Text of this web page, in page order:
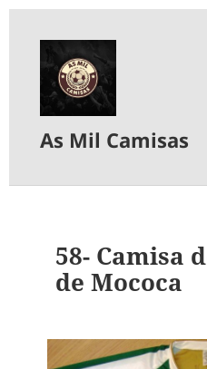
As Mil Camisas
58- Camisa
de Mococa